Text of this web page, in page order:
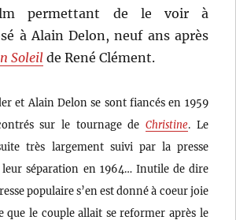
permettant de le voir à
à Alain Delon, neuf ans après
Soleil de René Clément.
et Alain Delon se sont fiancés en 1959
sur le tournage deChristine. Le
très largement suivi par la presse
leur séparation en 1964… Inutile de dire
populaire s’en est donné à coeur joie
que le couple allait se reformer après le